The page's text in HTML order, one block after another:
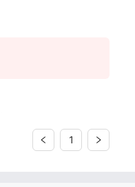
1